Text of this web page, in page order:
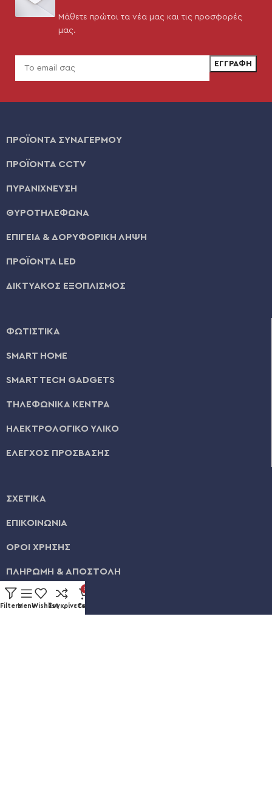
Μάθετε πρώτοι τα νέα μας και τις προσφορές
μας.
ΠΡΟΪΟΝΤΑ ΣΥΝΑΓΕΡΜΟΥ
ΠΡΟΪΟΝΤΑ CCTV
ΠΥΡΑΝΙΧΝΕΥΣΗ
ΘΥΡΟΤΗΛΕΦΩΝΑ
ΕΠΙΓΕΙΑ & ΔΟΡΥΦΟΡΙΚΗ ΛΗΨΗ
ΠΡΟΪΟΝΤΑ LED
ΔΙΚΤΥΑΚΟΣ ΕΞΟΠΛΙΣΜΟΣ
ΦΩΤΙΣΤΙΚΑ
SMART HOME
SMART TECH GADGETS
ΤΗΛΕΦΩΝΙΚΑ ΚΕΝΤΡΑ
ΗΛΕΚΤΡΟΛΟΓΙΚΟ ΥΛΙΚΟ
ΕΛΕΓΧΟΣ ΠΡΟΣΒΑΣΗΣ
ΣΧΕΤΙΚΑ
ΕΠΙΚΟΙΝΩΝΙΑ
ΟΡΟΙ ΧΡΗΣΗΣ
ΠΛΗΡΩΜΗ & ΑΠΟΣΤΟΛΗ
ΛΟΓΑΡΙΑΣΜΟΣ
FiltersMenuWishlistΣυγκρίνετε
0
Cart